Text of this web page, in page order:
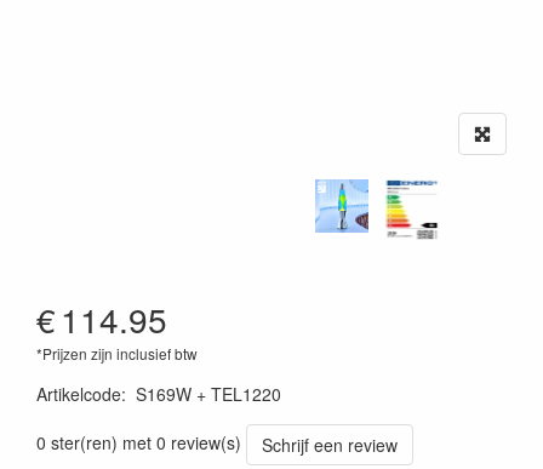
€114.95
*Prijzen zijn inclusief btw
Artikelcode: S169W + TEL1220
0 ster(ren) met 0 review(s)
Schrijf een review